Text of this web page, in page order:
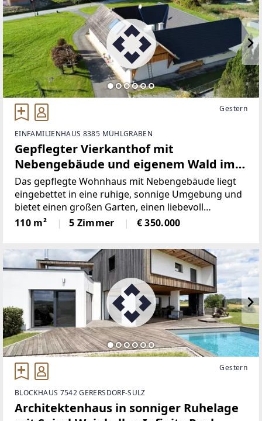
Gestern
EINFAMILIENHAUS 8385 MÜHLGRABEN
Gepflegter Vierkanthof mit
Nebengebäude und eigenem Wald im
idyllischen Südburgenland.
Das gepflegte Wohnhaus mit Nebengebäude liegt
eingebettet in eine ruhige, sonnige Umgebung und
bietet einen großen Garten, einen liebevoll
gestalteten Innenhof und sogar ein eigenes
Waldgrundstück. Hier spürt man sofort das Gefühl
110 m² 5 Zimmer € 350.000
Gestern
BLOCKHAUS 7542 GERERSDORF-SULZ
Architektenhaus in sonniger Ruhelage